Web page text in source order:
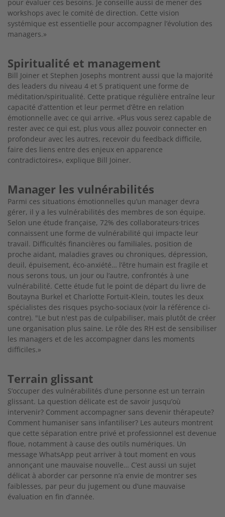
pour évaluer ces besoins. Je conseille aussi de mener des
workshops avec le comité de direction. Cette vision
systémique est essentielle pour accompagner l’évolution des
managers.»
Spiritualité et management
Bill Joiner et Stephen Josephs montrent aussi que la majorité
des leaders du niveau 4 et 5 pratiquent une forme de
méditation/spiritualité. Cette pratique régulière entraîne leur
capacité d’attention et leur permet d’être en relation
émotionnelle avec ce qui arrive. «Plus vous serez capable de
rester avec ce qui est, plus vous allez pouvoir connecter en
profondeur avec les autres, recevoir du feedback difficile,
faire des liens entre des enjeux en apparence
contradictoires», explique Bill Joiner.
Manager les vulnérabilités
Parmi ces situations émotionnelles qu’un manager devra
gérer, il y a les vulnérabilités des membres de son équipe.
Selon une étude française, 72% des collaborateurs·trices
connaissent une forme de vulnérabilité qui impacte leur
travail. Difficultés financières ou familiales, position de
proche aidant, maladies graves ou chroniques, dépression,
deuil, épuisement, éco-anxiété… l’être humain est fragile et
nous serons tous, un jour ou l’autre, confrontés à une
vulnérabilité. Cette étude fut le point de départ du livre de
Boutayna Burkel et Charlotte Fortuit-Klein, toutes les deux
spécialistes des risques psycho-sociaux (voir la référence ci-
contre). "Le but n'est pas de culpabiliser, mais plutôt de créer
une organisation plus saine. Le rôle des RH est de sensibiliser
les managers et de les accompagner dans les moments
difficiles.»
Terrain glissant
S’occuper des vulnérabilités d’une personne est un terrain
glissant. La question délicate est de savoir jusqu’où
intervenir? Comment accompagner sans devenir thérapeute?
Comment humaniser sans infantiliser? Les auteurs montrent
que cette séparation entre privé et professionnel est devenue
floue, notamment à cause des outils numériques. Un
message WhatsApp peut arriver à tout moment en vous
annonçant une mauvaise nouvelle… C’est aussi un sujet
délicat à aborder car personne n’a envie de montrer ses
faiblesses, par peur du jugement ou d’une mauvaise
évaluation en fin d’année.